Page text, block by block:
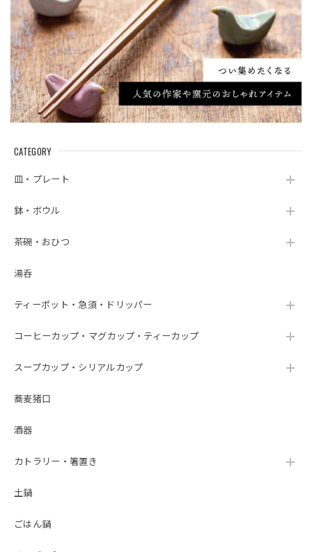
CATEGORY
皿・プレート
鉢・ボウル
茶碗・おひつ
湯呑
ティーポット・急須・ドリッパー
コーヒーカップ・マグカップ・ティーカップ
スープカップ・シリアルカップ
蕎麦猪口
酒器
カトラリー・箸置き
土鍋
ごはん鍋